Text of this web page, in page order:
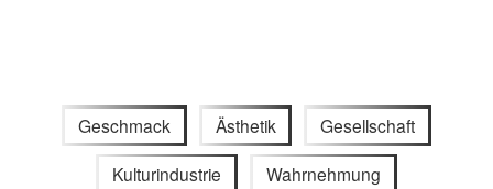
Geschmack Ästhetik Gesellschaft
Kulturindustrie Wahrnehmung